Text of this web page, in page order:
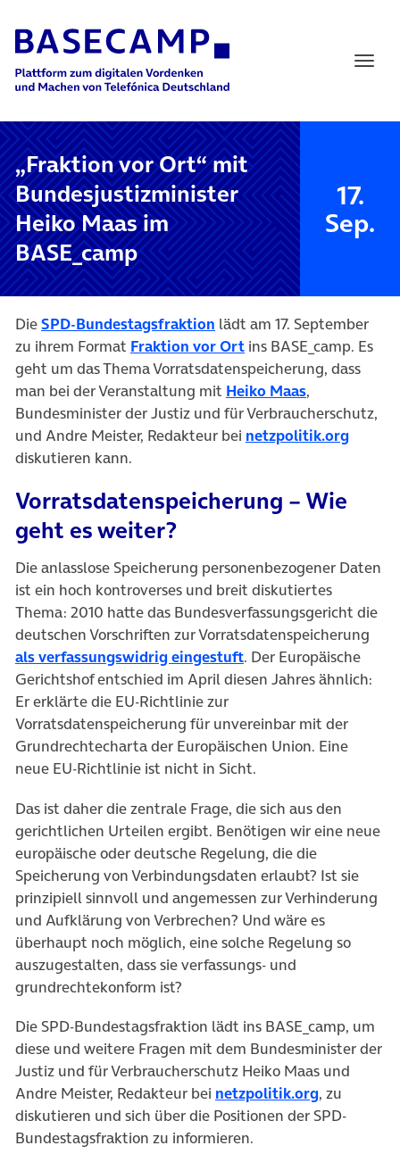
Main Navigation
„Fraktion vor Ort“ mit
Bundesjustizminister
Heiko Maas im
BASE_camp
17.
Sep.
DieSPD-Bundestagsfraktion (öffnet in neuem Tab)
lädt am 17. September
zu ihrem Format Fraktion vor Ort(öffnet in neuem Tab)
ins BASE_camp. Es
geht um das Thema Vorratsdatenspeicherung, dass
man bei der Veranstaltung mit Heiko Maas(öffnet in
,
Bundesminister der Justiz und für Verbraucherschutz,
und Andre Meister, Redakteur bei netzpolitik.org(öffnet
diskutieren kann.
Vorratsdatenspeicherung – Wie
geht es weiter?
Die anlasslose Speicherung personenbezogener Daten
ist ein hoch kontroverses und breit diskutiertes
Thema: 2010 hatte das Bundesverfassungsgericht die
deutschen Vorschriften zur Vorratsdatenspeicherung
als verfassungswidrig eingestuft(öffnet in neuem Tab)
. Der Europäische
Gerichtshof entschied im April diesen Jahres ähnlich:
Er erklärte die EU-Richtlinie zur
Vorratsdatenspeicherung für unvereinbar mit der
Grundrechtecharta der Europäischen Union. Eine
neue EU-Richtlinie ist nicht in Sicht.
Das ist daher die zentrale Frage, die sich aus den
gerichtlichen Urteilen ergibt. Benötigen wir eine neue
europäische oder deutsche Regelung, die die
Speicherung von Verbindungsdaten erlaubt? Ist sie
prinzipiell sinnvoll und angemessen zur Verhinderung
und Aufklärung von Verbrechen? Und wäre es
überhaupt noch möglich, eine solche Regelung so
auszugestalten, dass sie verfassungs- und
grundrechtekonform ist?
Die SPD-Bundestagsfraktion lädt ins BASE_camp, um
diese und weitere Fragen mit dem Bundesminister der
Justiz und für Verbraucherschutz Heiko Maas und
Andre Meister, Redakteur bei netzpolitik.org(öffnet in
, zu
diskutieren und sich über die Positionen der SPD-
Bundestagsfraktion zu informieren.